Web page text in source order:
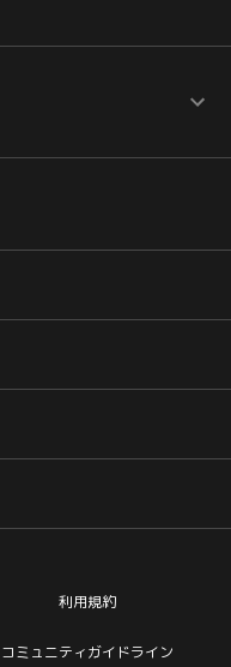
利用規約
コミュニティガイドライン